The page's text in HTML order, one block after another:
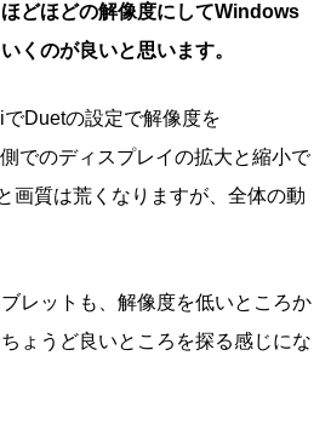
どほどの解像度にしてWindows
くのが良いと思います。
Duetの設定で解像度を
でのディスプレイの拡大と縮小で
画質は荒くなりますが、全体の動
レットも、解像度を低いところか
ょうど良いところを探る感じにな